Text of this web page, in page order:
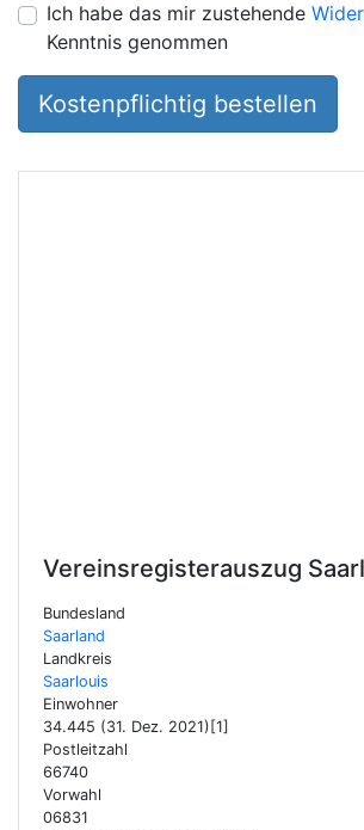
Vereinsregisterauszug
Bundesland
Saarland
Landkreis
Saarlouis
Einwohner
34.445 (31. Dez. 2021)[1]
Postleitzahl
66740
Vorwahl
06831
Ich habe das mir zustehende
Kenntnis genommen
Kostenpflichtig bestellen